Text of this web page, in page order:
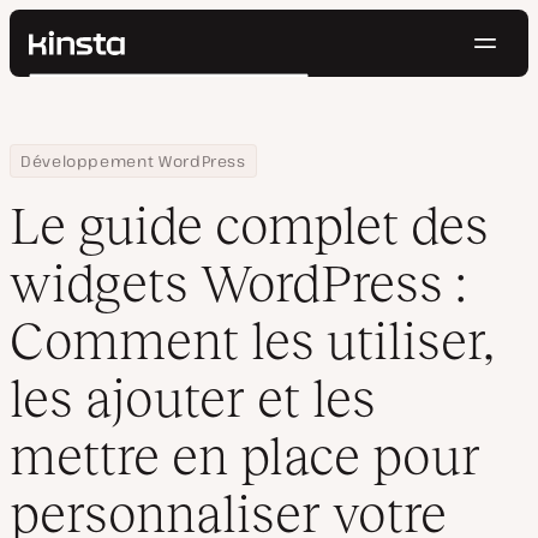
Kinsta®
Prix
Contact
Rechercher
Home
Centre de ressources
Blog
Développement WordPress
Le guide complet des widgets WordPress : Comment les
Le guide complet des
widgets WordPress :
Comment les utiliser,
les ajouter et les
mettre en place pour
personnaliser votre